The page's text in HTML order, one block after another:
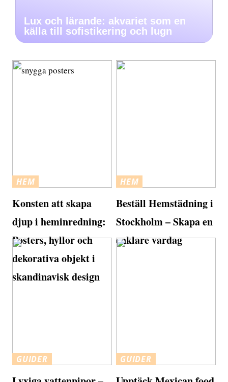
Lux och lärande: akvariet som en
källa till sofistikering och lugn
HEM
Konsten att skapa
djup i heminredning:
Posters, hyllor och
dekorativa objekt i
skandinavisk design
HEM
Beställ Hemstädning i
Stockholm – Skapa en
enklare vardag
GUIDER GUIDER